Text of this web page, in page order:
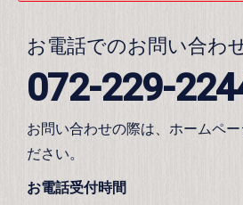
お電話でのお問い合わ
072-229-
お問い合わせの際は、ホームペ
ださい。
お電話受付時間